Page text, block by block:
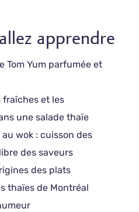
apprendre
Tom Yum parfumée et
fraîches et les
une salade thaïe
wok : cuisson des
des saveurs
des plats
thaïes de Montréal